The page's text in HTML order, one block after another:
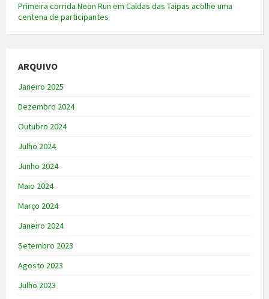
Primeira corrida Neon Run em Caldas das Taipas acolhe uma
centena de participantes
ARQUIVO
Janeiro 2025
Dezembro 2024
Outubro 2024
Julho 2024
Junho 2024
Maio 2024
Março 2024
Janeiro 2024
Setembro 2023
Agosto 2023
Julho 2023